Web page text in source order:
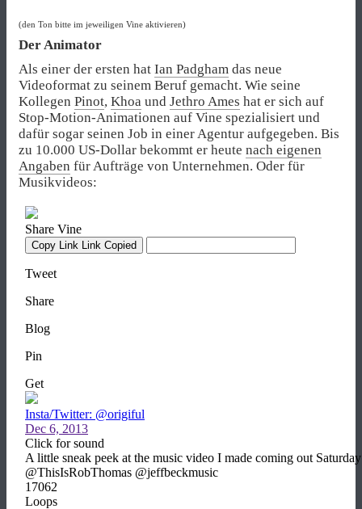
(den Ton bitte im jeweiligen Vine aktivieren)
Der Animator
Als einer der ersten hat Ian Padgham das neue
Videoformat zu seinem Beruf gemacht. Wie seine
Kollegen Pinot, Khoa und Jethro Ames hat er sich auf
Stop-Motion-Animationen auf Vine spezialisiert und
dafür sogar seinen Job in einer Agentur aufgegeben. Bis
zu 10.000 US-Dollar bekommt er heute nach eigenen
Angaben für Aufträge von Unternehmen. Oder für
Musikvideos: